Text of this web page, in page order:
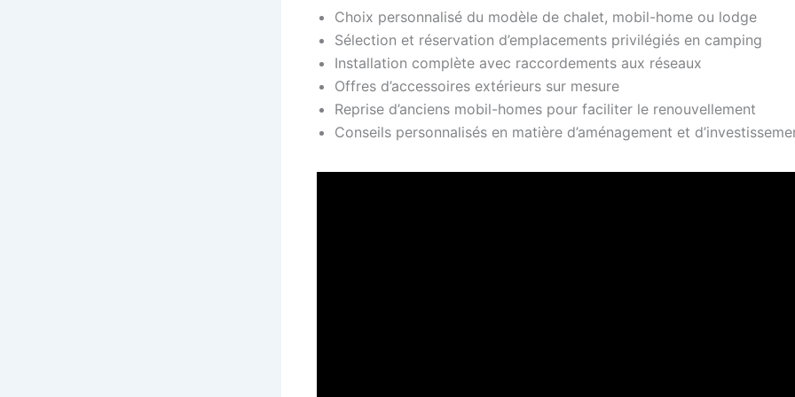
Choix personnalisé du modèle de chalet, mobil-home ou lodge
Sélection et réservation d’emplacements privilégiés en camping
Installation complète avec raccordements aux réseaux
Offres d’accessoires extérieurs sur mesure
Reprise d’anciens mobil-homes pour faciliter le renouvellement
Conseils personnalisés en matière d’aménagement et